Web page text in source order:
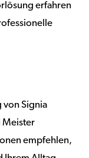
erfahren
von Signia
Meister
empfehlen,